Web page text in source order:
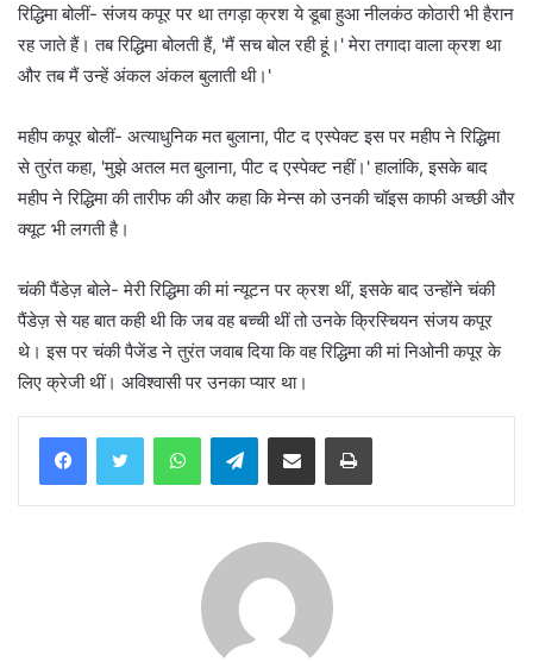
रिद्धिमा बोलीं- संजय कपूर पर था तगड़ा क्रश ये डूबा हुआ नीलकंठ कोठारी भी हैरान
रह जाते हैं। तब रिद्धिमा बोलती हैं, 'मैं सच बोल रही हूं।' मेरा तगादा वाला क्रश था
और तब मैं उन्हें अंकल अंकल बुलाती थी।'
महीप कपूर बोलीं- अत्याधुनिक मत बुलाना, पीट द एस्पेक्ट इस पर महीप ने रिद्धिमा
से तुरंत कहा, 'मुझे अतल मत बुलाना, पीट द एस्पेक्ट नहीं।' हालांकि, इसके बाद
महीप ने रिद्धिमा की तारीफ की और कहा कि मेन्स को उनकी चॉइस काफी अच्छी और
क्यूट भी लगती है।
चंकी पैंडेज़ बोले- मेरी रिद्धिमा की मां न्यूटन पर क्रश थीं, इसके बाद उन्होंने चंकी
पैंडेज़ से यह बात कही थी कि जब वह बच्ची थीं तो उनके क्रिस्चियन संजय कपूर
थे। इस पर चंकी पैजेंड ने तुरंत जवाब दिया कि वह रिद्धिमा की मां निओनी कपूर के
लिए क्रेजी थीं। अविश्वासी पर उनका प्यार था।
WhatsAppTelegramShare via Email Print